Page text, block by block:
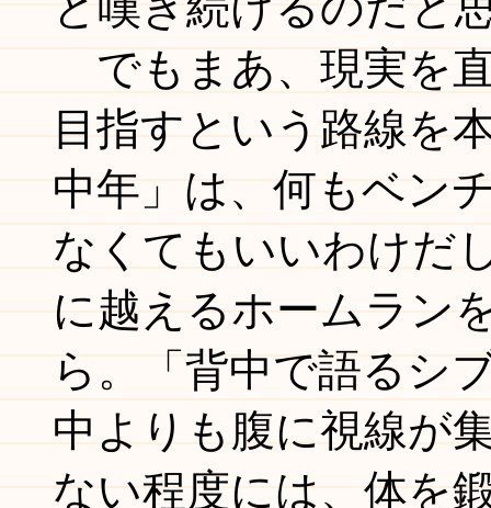
でもまあ、現実を
目指すという路線を
中年」は、何もベン
なくてもいいわけだ
に越えるホームラン
ら。「背中で語るシ
中よりも腹に視線が
ない程度には、体を